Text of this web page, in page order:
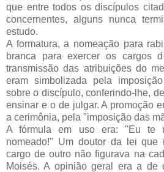
que entre todos os discípulos
concernentes, alguns nunca
estudo.
A formatura, a nomeação para
branca para exercer os cargos
transmissão das atribuições do
eram simbolizada pela
sobre o discípulo, conferindo-lhe,
ensinar e o de julgar. A promoção
a cerimônia, pela "imposição das
A fórmula em uso era: "Eu te
nomeado!" Um doutor da lei que
cargo de outro não figurava na
Moisés. A opinião geral era a de